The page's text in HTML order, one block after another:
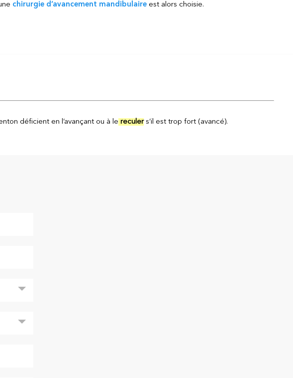
chirurgie d’avancement mandibulaireest alors choisie.
déficient en l’avançant ou à le reculers’il est trop fort (avancé).